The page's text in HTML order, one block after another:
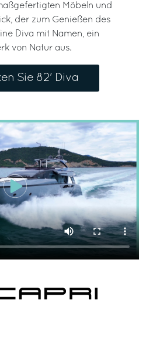
Möbeln und
der zum Genießen des
Diva mit Namen, ein
von Natur aus.
Sie 82' Diva